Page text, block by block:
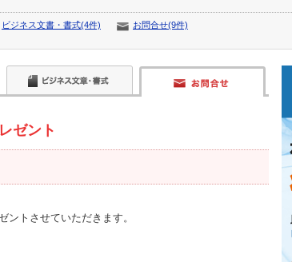
ビジネス文書・書式(4件) お問合せ(9件)
ゼント
ントさせていただきます。